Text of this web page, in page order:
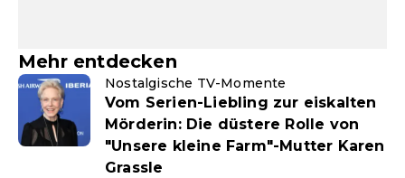
Mehr entdecken
Nostalgische TV-Momente
Vom Serien-Liebling zur eiskalten
Mörderin: Die düstere Rolle von
"Unsere kleine Farm"-Mutter Karen
Grassle